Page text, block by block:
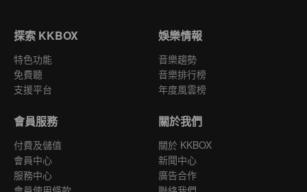
探索 KKBOX
特色功能
免費聽
支援平台
娛樂情報
音樂趨勢
音樂排行榜
年度風雲榜
會員服務
付費及儲值
會員中心
服務中心
關於我們
關於 KKBOX
新聞中心
廣告合作